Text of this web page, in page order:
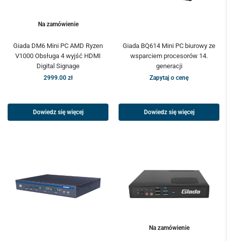
Na zamówienie
Giada DM6 Mini PC AMD Ryzen
V1000 Obsługa 4 wyjść HDMI
Digital Signage
2999.00 zł
Dowiedz się więcej
Giada BQ614 Mini PC biurowy ze
wsparciem procesorów 14.
generacji
Zapytaj o cenę
Dowiedz się więcej
Na zamówienie